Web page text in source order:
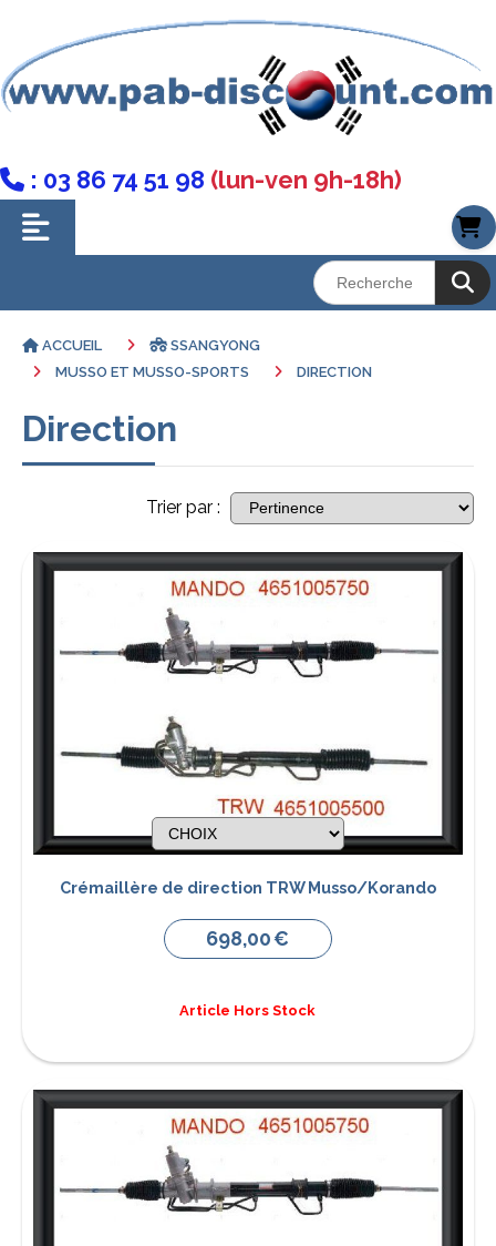
 : 03 86 74 51 98 (lun-ven 9h-18h)
ACCUEIL
SSANGYONG
MUSSO ET MUSSO-SPORTS
DIRECTION
Direction
Trier par :
Crémaillère de direction TRW Musso/Korando
698,00€
Article Hors Stock